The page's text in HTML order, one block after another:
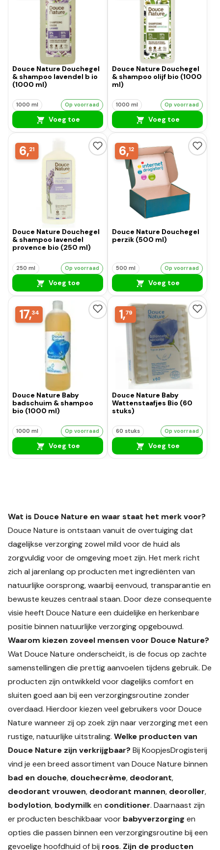
Douce Nature Douchegel
& shampoo lavendel b io
(1000 ml)
1000 ml Op voorraad
Voeg toe
Douce Nature Douchegel
& shampoo olijf bio (1000
ml)
1000 ml Op voorraad
Voeg toe
6,21
Douce Nature Douchegel
& shampoo lavendel
provence bio (250 ml)
250 ml Op voorraad
Voeg toe
6,12
Douce Nature Douchegel
perzik (500 ml)
500 ml Op voorraad
Voeg toe
17,34
Douce Nature Baby
badschuim & shampoo
bio (1000 ml)
1000 ml Op voorraad
Voeg toe
1,79
Douce Nature Baby
Wattenstaafjes Bio (60
stuks)
60 stuks Op voorraad
Voeg toe
Wat is Douce Nature en waar staat het merk voor?
Douce Nature is ontstaan vanuit de overtuiging dat
dagelijkse verzorging zowel mild voor de huid als
zorgvuldig voor de omgeving moet zijn. Het merk richt
zich al jarenlang op producten met ingrediënten van
natuurlijke oorsprong, waarbij eenvoud, transparantie en
bewuste keuzes centraal staan. Door deze consequente
visie heeft Douce Nature een duidelijke en herkenbare
positie binnen natuurlijke verzorging opgebouwd.
Waarom kiezen zoveel mensen voor Douce Nature?
Wat Douce Nature onderscheidt, is de focus op zachte
samenstellingen die prettig aanvoelen tijdens gebruik. De
producten zijn ontwikkeld voor dagelijks comfort en
sluiten goed aan bij een verzorgingsroutine zonder
overdaad. Hierdoor kiezen veel gebruikers voor Douce
Nature wanneer zij op zoek zijn naar verzorging met een
rustige, natuurlijke uitstraling. Welke producten van
Douce Nature zijn verkrijgbaar? Bij KoopjesDrogisterij
vind je een breed assortiment van Douce Nature binnen
bad en douche, douchecrème, deodorant,
deodorant vrouwen, deodorant mannen, deoroller,
bodylotion, bodymilken conditioner. Daarnaast zijn
er producten beschikbaar voor babyverzorging en
opties die passen binnen een verzorgingsroutine bij een
gevoelige hoofdhuid of bij roos. Zijn de producten